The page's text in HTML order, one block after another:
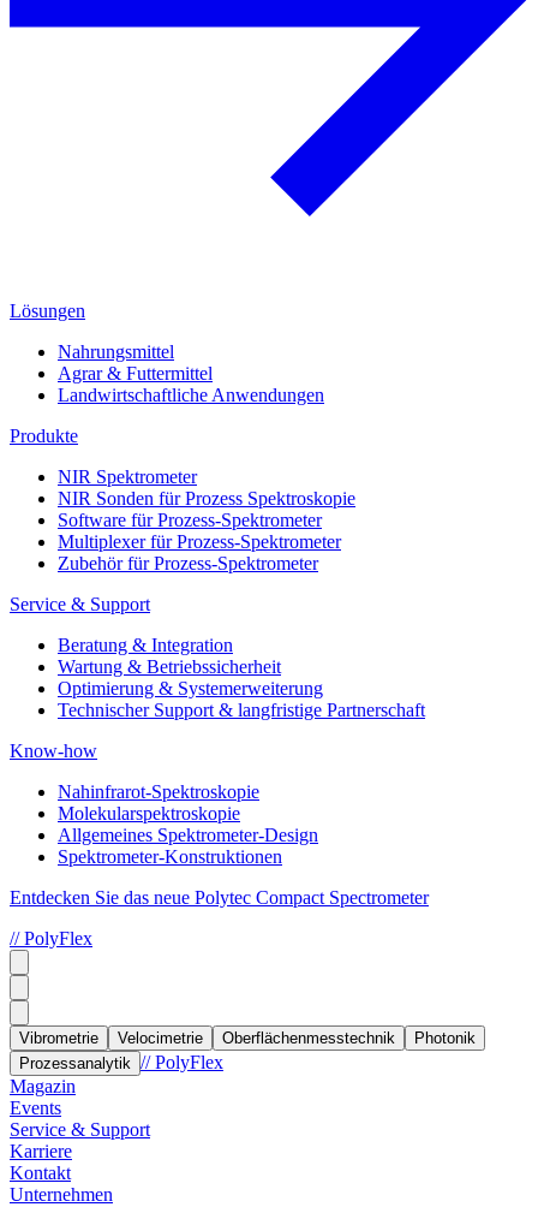
Lösungen
Nahrungsmittel
Agrar & Futtermittel
Landwirtschaftliche Anwendungen
Produkte
NIR Spektrometer
NIR Sonden für Prozess Spektroskopie
Software für Prozess-Spektrometer
Multiplexer für Prozess-Spektrometer
Zubehör für Prozess-Spektrometer
Service & Support
Beratung & Integration
Wartung & Betriebssicherheit
Optimierung & Systemerweiterung
Technischer Support & langfristige Partnerschaft
Know-how
Nahinfrarot-Spektroskopie
Molekularspektroskopie
Allgemeines Spektrometer-Design
Spektrometer-Konstruktionen
Entdecken Sie das neue Polytec Compact Spectrometer
// PolyFlex
Vibrometrie Velocimetrie Oberflächenmesstechnik
Photonik
Prozessanalytik // PolyFlex
Magazin
Events
Service & Support
Karriere
Kontakt
Unternehmen